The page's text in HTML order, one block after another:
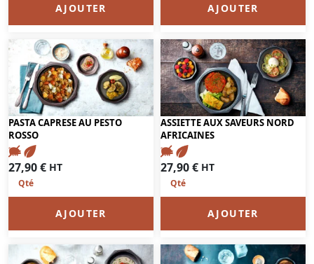
AJOUTER AJOUTER
PASTA CAPRESE AU PESTO
ROSSO
27,90€ HT
AJOUTER
ASSIETTE AUX SAVEURS NORD
AFRICAINES
27,90€ HT
AJOUTER